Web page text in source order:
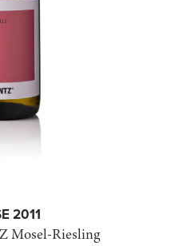
2011
Mosel-Riesling